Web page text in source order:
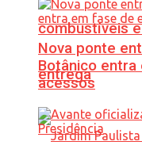
combustíveis
entrega
Nova ponte
Botânico
acessos